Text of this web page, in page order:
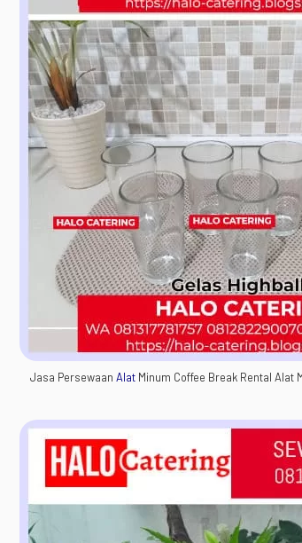
Jasa Persewaan Alat Minum Coffee Break Rental Alat